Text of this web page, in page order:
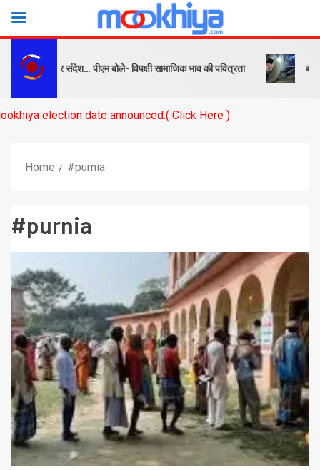
सबक और संदेश… पीएम बोले- विपक्षी सामाजिक भाव की पवित्रता बनारस
date announced.( Click Here )
Home #purnia
#purnia